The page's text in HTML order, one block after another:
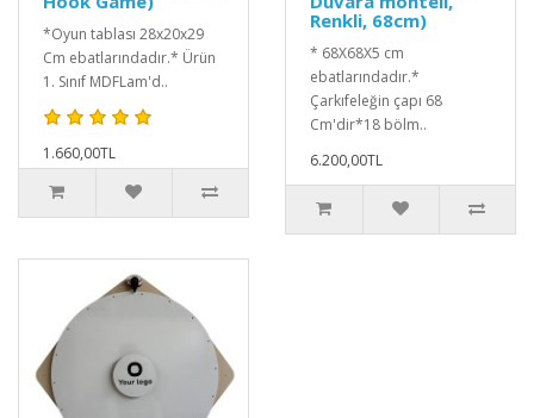
*Oyun tablası 28x20x29
Cm ebatlarındadır.* Ürün
1. Sınıf MDFLam'd..
1.660,00TL
Renkli, 68cm)
* 68X68X5 cm
ebatlarındadır.*
Çarkıfeleğin çapı 68
Cm'dir*18 bölm..
6.200,00TL